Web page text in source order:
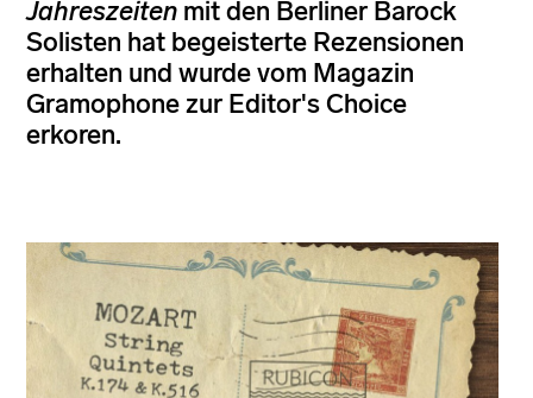
Jahreszeiten mit den Berliner Barock
Solisten hat begeisterte Rezensionen
erhalten und wurde vom Magazin
Gramophone zur Editor's Choice
erkoren.